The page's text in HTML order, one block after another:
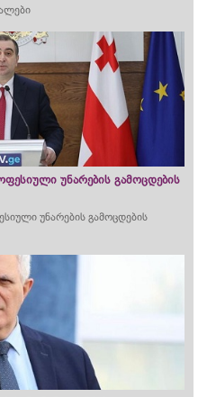
უნარების გამოცდების
უნარების გამოცდების